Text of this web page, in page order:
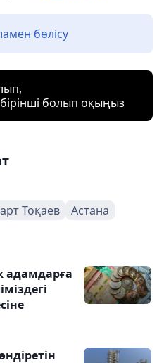
бөлісу
болып оқыңыз
Тоқаев Астана
адамдарға